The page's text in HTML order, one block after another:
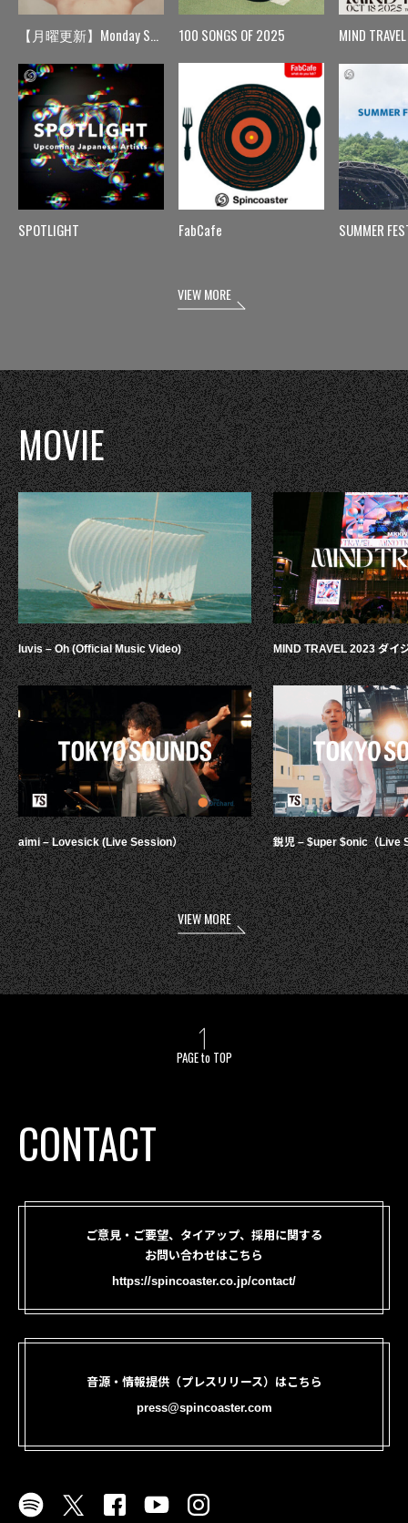
【月曜更新】Monday Spin
SPOTLIGHT
100 SONGS OF 2025
FabCafe
MIND TRAVEL
SUMMER
VIEW MORE
MOVIE
luvis – Oh (Official Music Video)
aimi – Lovesick (Live Session）
MIND TRAVEL 2023 ダイ
鋭児 – $uper $onic（Live
VIEW MORE
PAGE to TOP
CONTACT
ご意見・ご要望、タイアップ、採用に関する
お問い合わせはこちら
https://spincoaster.co.jp/contact/
音源・情報提供（プレスリリース）はこちら
press@spincoaster.com